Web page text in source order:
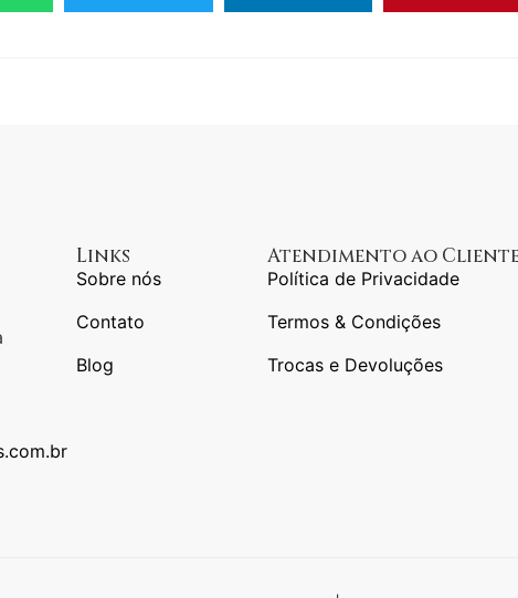
Links
Sobre nós
Contato
Blog
Atendimento ao
Política de Privacidade
Termos & Condições
Trocas e Devoluções